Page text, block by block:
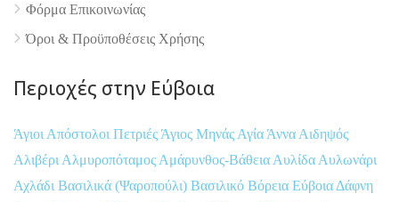
Φόρμα Επικοινωνίας
Όροι & Προϋποθέσεις Xρήσης
Περιοχές στην Εύβοια
Άγιοι Απόστολοι Πετριές Άγιος Μηνάς Αγία Άννα Αιδηψός
Αλιβέρι Αλμυροπόταμος Αμάρυνθος-Βάθεια Αυλίδα Αυλωνάρι
Αχλάδι Βασιλικά (Ψαροπούλι) Βασιλικό Βόρεια Εύβοια Δάφνη